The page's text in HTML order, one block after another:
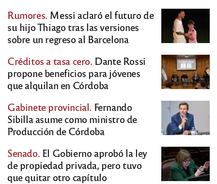
Rumores. Messi aclaró el futuro de
su hijo Thiago tras las versiones
sobre un regreso al Barcelona
Créditos a tasa cero. Dante Rossi
propone beneficios para jóvenes
que alquilan en Córdoba
Gabinete provincial. Fernando
Sibilla asume como ministro de
Producción de Córdoba
Senado. El Gobierno aprobó la ley
de propiedad privada, pero tuvo
que quitar otro capítulo